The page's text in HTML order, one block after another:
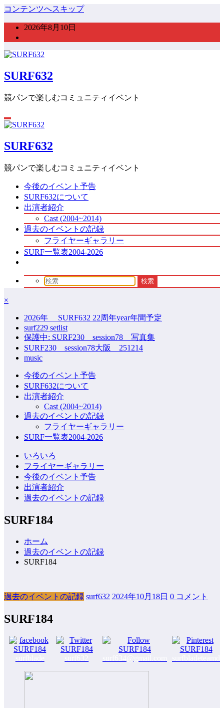
コンテンツへスキップ
2026年8月10日
SURF632
競パンで楽しむコミュニティイベント
SURF632
競パンで楽しむコミュニティイベント
今後のイベント予告
SURF632について
出演者紹介
Cast (2004~2014)
過去のイベントの記録
フライヤーギャラリー
SURF一覧表2004-2026
×
2026年 SURF632 22周年year年間予定
surf229 setlist
保護中: SURF230 session78 写真集
SURF230 session78大阪 251214
music
今後のイベント予告
SURF632について
出演者紹介
Cast (2004~2014)
過去のイベントの記録
フライヤーギャラリー
SURF一覧表2004-2026
いろいろ
フライヤーギャラリー
今後のイベント予告
出演者紹介
過去のイベントの記録
SURF184
ホーム
過去のイベントの記録
SURF184
過去のイベントの記録 surf632 2024年10月18日 0 コメント
SURF184